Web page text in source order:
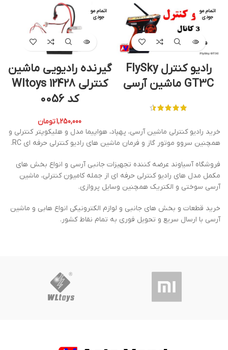
اتمام مو
جودی
رادیو کنترل FlySky
GT3C ماشین آرسی
اتمام مو
جودی
گیرنده رادیویی ماشین
کنترلی Wltoys 12428
کد 0056
1,250,000تومان
خرید رادیو کنترلی ماشین آرسی، پهپاد، هواپیما مدل و هلیکوپتر کنترلی و
همچنین سروو موتور گاز و فرمان ماشین های رادیو کنترلی حرفه ای RC.
فروشگاه آسیاوند عرضه کننده تجهیزات جانبی آرسی و انواع بخش های
مکمل مدل های رادیو کنترلی حرفه ای از جمله کامیون کنترلی، ماشین
آرسی سوختی و الکتریک همچنین وسایل پروازی.
خرید قطعات و بخش های جانبی و لوازم الکترونیکی انواع هابی و ماشین
آرسی با ارسال سریع و تحویل فوری به تمام نقاط کشور.